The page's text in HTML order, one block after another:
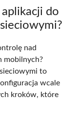
do
nad
mobilnych?
to
wcale
kroków, które